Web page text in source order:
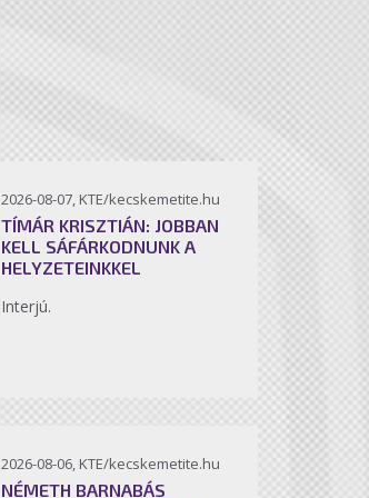
2026-08-07, KTE/kecskemetite.hu
TÍMÁR KRISZTIÁN: JOBBAN
KELL SÁFÁRKODNUNK A
HELYZETEINKKEL
Interjú.
2026-08-06, KTE/kecskemetite.hu
NÉMETH BARNABÁS